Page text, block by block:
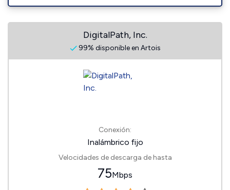
DigitalPath, Inc.
99% disponible en Artois
Conexión:
Inalámbrico fijo
Velocidades de descarga de hasta
75Mbps